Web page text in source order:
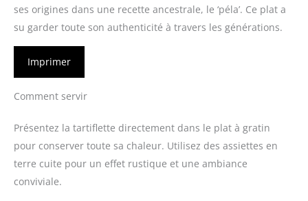
ses origines dans une recette ancestrale, le ‘péla’. Ce plat a
su garder toute son authenticité à travers les générations.
Imprimer
Comment servir
Présentez la tartiflette directement dans le plat à gratin
pour conserver toute sa chaleur. Utilisez des assiettes en
terre cuite pour un effet rustique et une ambiance
conviviale.